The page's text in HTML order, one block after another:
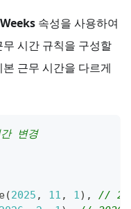
속성을 사용하여
시간 규칙을 구성할
근무 시간을 다르게
변경
(2025 , 11 , 1) ,
//